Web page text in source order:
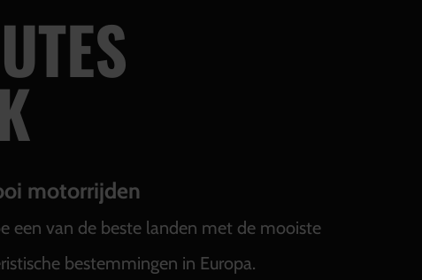
motorrijden
een van de beste landen met de mooiste
bestemmingen in Europa.